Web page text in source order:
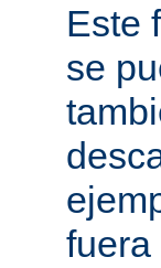
Este
se
fuera